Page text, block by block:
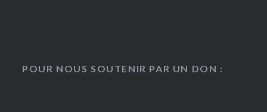
POUR NOUS SOUTENIR PAR UN DON :